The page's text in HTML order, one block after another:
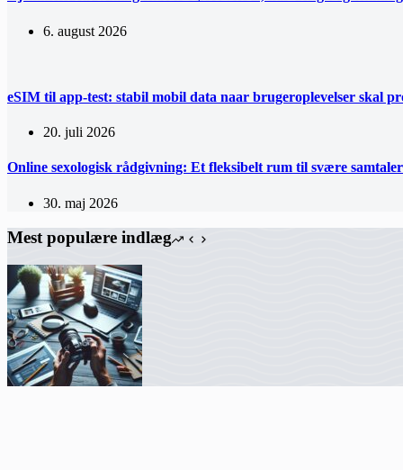
6. august 2026
eSIM til app-test: stabil mobil data naar brugeroplevelser skal
20. juli 2026
Online sexologisk rådgivning: Et fleksibelt rum til svære samtaler
30. maj 2026
Mest populære indlæg